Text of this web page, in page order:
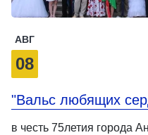
АВГ
08
"Вальс любящих
в честь 75летия города